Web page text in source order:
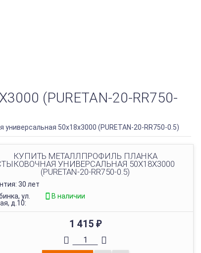
(PURETAN-20-RR750-
50х18х3000 (PURETAN-20-RR750-0.5)
КУПИТЬ МЕТАЛЛПРОФИЛЬ ПЛАНКА
УНИВЕРСАЛЬНАЯ 50Х18Х3000
(PURETAN-20-RR750-0.5)
30 лет
ул.
д.10:
В наличии
1 415 ₽